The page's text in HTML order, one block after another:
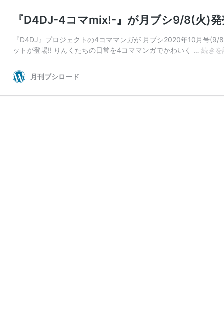
『D4DJ-4コマmix!-』が月ブシ9/8(火)
『D4DJ』プロジェクトの4コママンガが 月ブシ2020年10月号
ットが登場!! りんくたちの日常を4コママンガでかわいく … 続き
月刊ブシロード